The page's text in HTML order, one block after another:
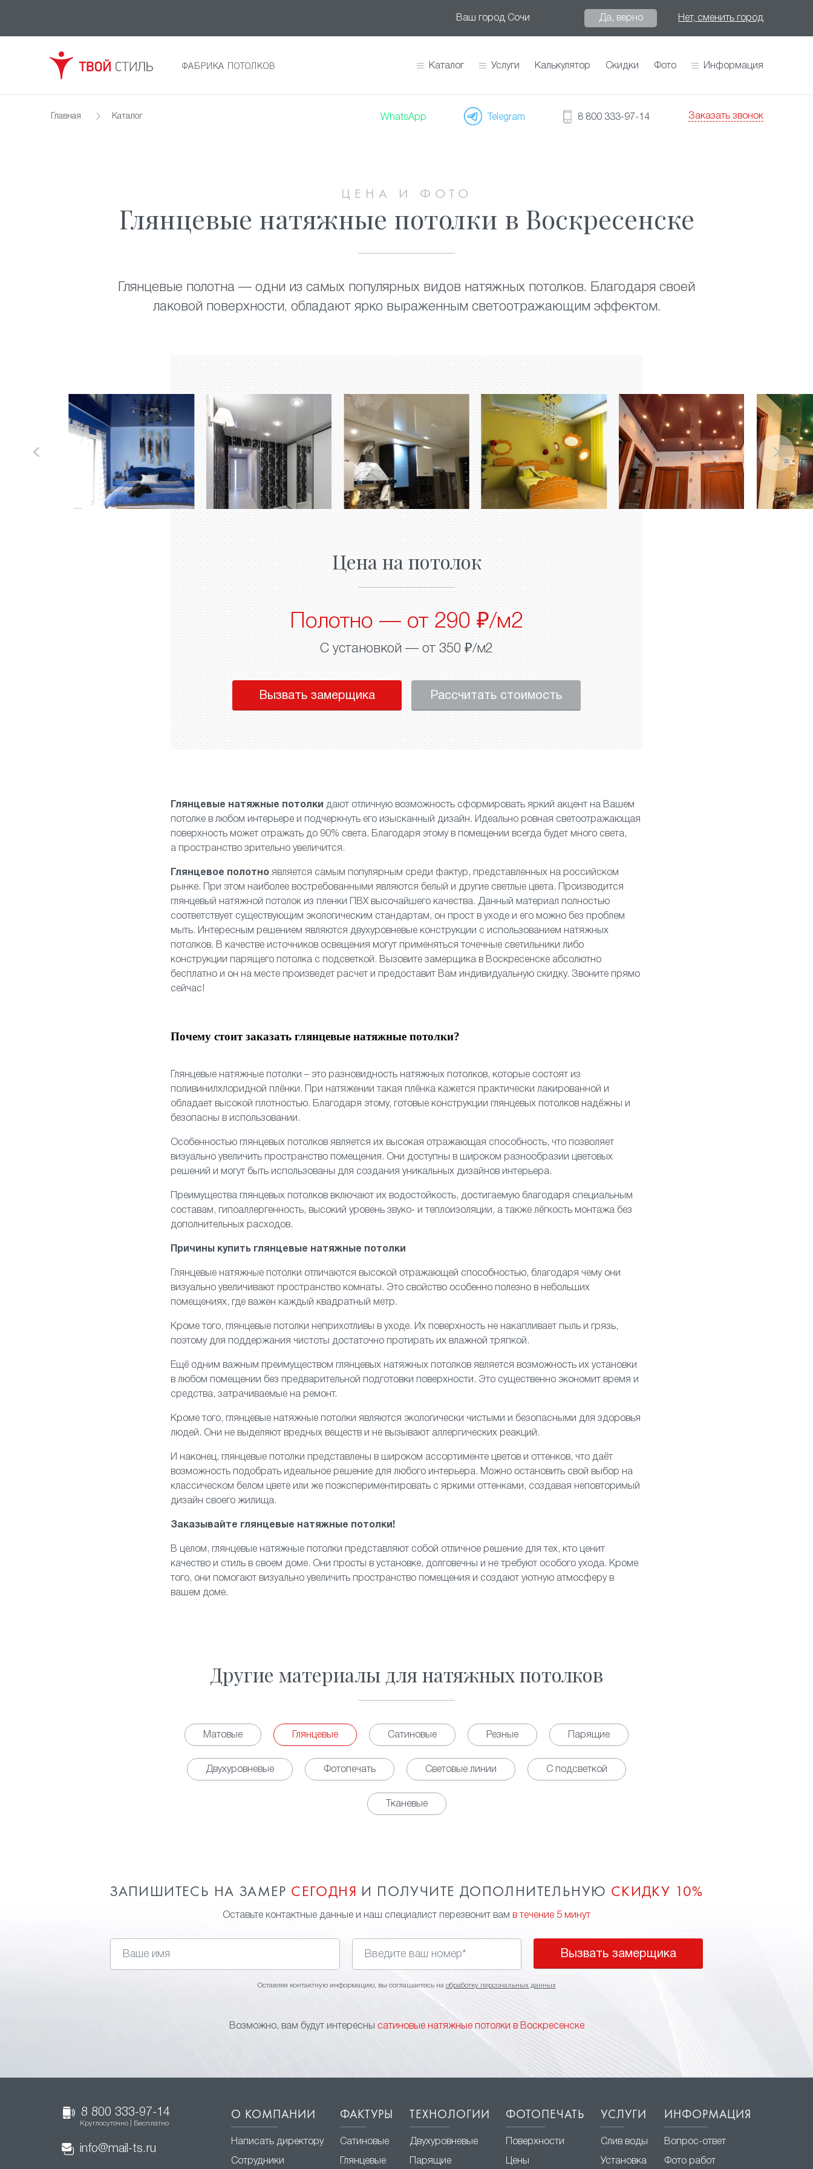
Ваш город Сочи Да, верно Нет, сменить город
ФАБРИКА ПОТОЛКОВ Каталог Услуги Калькулятор Скидки Фото Информация
Главная Каталог WhatsApp Telegram 8 800 333-97-14 Заказать звонок
ЦЕНА И ФОТО
Глянцевые натяжные потолки в Воскресенске
Глянцевые полотна — одни из самых популярных видов натяжных потолков. Благодаря своей
лаковой поверхности, обладают ярко выраженным светоотражающим эффектом.
Цена на потолок
Полотно — от 290 ₽/м2
С установкой — от 350 ₽/м2
Вызвать замерщика Рассчитать стоимость
Глянцевые натяжные потолки дают отличную возможность сформировать яркий акцент на Вашем
потолке в любом интерьере и подчеркнуть его изысканный дизайн. Идеально ровная светоотражающая
поверхность может отражать до 90% света. Благодаря этому в помещении всегда будет много света,
а пространство зрительно увеличится.
Глянцевое полотно является самым популярным среди фактур, представленных на российском
рынке. При этом наиболее востребованными являются белый и другие светлые цвета. Производится
глянцевый натяжной потолок из пленки ПВХ высочайшего качества. Данный материал полностью
соответствует существующим экологическим стандартам, он прост в уходе и его можно без проблем
мыть. Интересным решением являются двухуровневые конструкции с использованием натяжных
потолков. В качестве источников освещения могут применятьсяточечные светильники либо
конструкции парящего потолка с подсветкой. Вызовите замерщика в Воскресенске абсолютно
бесплатно и он на месте произведет расчет и предоставит Вам индивидуальную скидку. Звоните прямо
сейчас!
Почему стоит заказать глянцевые натяжные потолки?
Глянцевые натяжные потолки – это разновидность натяжных потолков, которые состоят из
поливинилхлоридной плёнки. При натяжении такая плёнка кажется практически лакированной и
обладает высокой плотностью. Благодаря этому, готовые конструкции глянцевых потолков надёжны и
безопасны в использовании.
Особенностью глянцевых потолков является их высокая отражающая способность, что позволяет
визуально увеличить пространство помещения. Они доступны в широком разнообразии цветовых
решений и могут быть использованы для создания уникальных дизайнов интерьера.
Преимущества глянцевых потолков включают их водостойкость, достигаемую благодаря специальным
составам, гипоаллергенность, высокий уровень звуко- и теплоизоляции, а также лёгкость монтажа без
дополнительных расходов.
Причины купить глянцевые натяжные потолки
Глянцевые натяжные потолки отличаются высокой отражающей способностью, благодаря чему они
визуально увеличивают пространство комнаты. Это свойство особенно полезно в небольших
помещениях, где важен каждый квадратный метр.
Кроме того, глянцевые потолки неприхотливы в уходе. Их поверхность не накапливает пыль и грязь,
поэтому для поддержания чистоты достаточно протирать их влажной тряпкой.
Ещё одним важным преимуществом глянцевых натяжных потолков является возможность их установки
в любом помещении без предварительной подготовки поверхности. Это существенно экономит время и
средства, затрачиваемые на ремонт.
Кроме того, глянцевые натяжные потолки являются экологически чистыми и безопасными для здоровья
людей. Они не выделяют вредных веществ и не вызывают аллергических реакций.
И наконец, глянцевые потолки представлены в широком ассортименте цветов и оттенков, что даёт
возможность подобрать идеальное решение для любого интерьера. Можно остановить свой выбор на
классическом белом цвете или же поэкспериментировать с яркими оттенками, создавая неповторимый
дизайн своего жилища.
Заказывайте глянцевые натяжные потолки!
В целом, глянцевые натяжные потолки представляют собой отличное решение для тех, кто ценит
качество и стиль в своем доме. Они просты в установке, долговечны и не требуют особого ухода. Кроме
того, они помогают визуально увеличить пространство помещения и создают уютную атмосферу в
вашем доме.
Другие материалы для натяжных потолков
Матовые Глянцевые Сатиновые Резные Парящие
Двухуровневые Фотопечать Световые линии С подсветкой
Тканевые
ЗАПИШИТЕСЬ НА ЗАМЕР СЕГОДНЯ И ПОЛУЧИТЕ ДОПОЛНИТЕЛЬНУЮ СКИДКУ 10%
Оставьте контактные данные и наш специалист перезвонит вам в течение 5 минут
Вызвать замерщика
Оставляя контактную информацию, вы соглашаетесь на обработку персональных данных
Возможно, вам будут интересны сатиновые натяжные потолки в Воскресенске
8 800 333-97-14
Круглосуточно | Бесплатно
info@mail-ts.ru
О КОМПАНИИ
Написать директору
Сотрудники
ФАКТУРЫ
Сатиновые
Глянцевые
ТЕХНОЛОГИИ
Двухуровневые
Парящие
ФОТОПЕЧАТЬ
Поверхности
Цены
УСЛУГИ
Слив воды
Установка
ИНФОРМАЦИЯ
Вопрос-ответ
Фото работ